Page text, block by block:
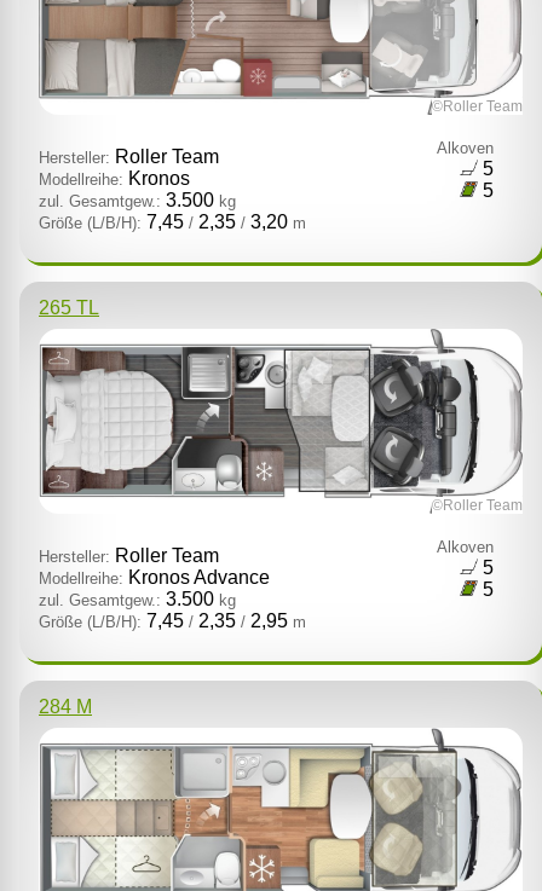
©Roller Team
Hersteller: Roller Team
Modellreihe: Kronos
zul. Gesamtgew.: 3.500 kg
Größe (L/B/H): 7,45 / 2,35 / 3,20 m
Alkoven
5
5
265 TL
©Roller Team
Hersteller: Roller Team
Modellreihe: Kronos Advance
zul. Gesamtgew.: 3.500 kg
Größe (L/B/H): 7,45 / 2,35 / 2,95 m
Alkoven
5
5
284 M